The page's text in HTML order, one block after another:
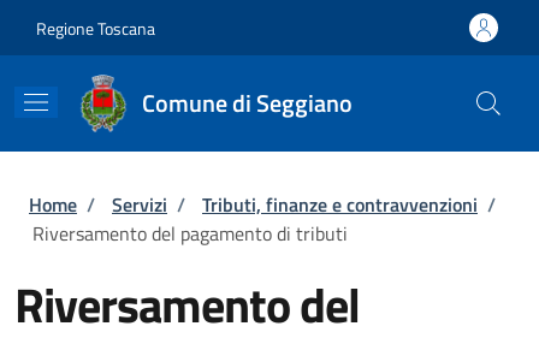
Regione Toscana
Comune di Seggiano
Briciole di pane
Home / Servizi / Tributi, finanze e contravvenzioni /
Riversamento del pagamento di tributi
Riversamento del